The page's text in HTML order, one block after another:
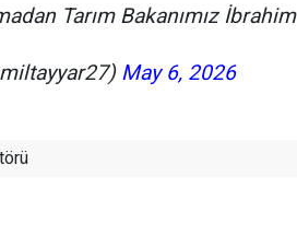
Tarım Bakanımız İbrahim
May 6, 2026